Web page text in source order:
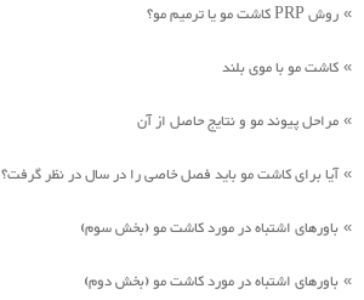
» روش PRP کاشت مو یا ترمیم مو؟
» کاشت مو با موی بلند
» مراحل پیوند مو و نتایج حاصل از آن
»آیا برای کاشت مو باید فصل خاصی را در سال در نظر گرفت؟
» باورهای اشتباه در مورد کاشت مو (بخش سوم)
» باورهای اشتباه در مورد کاشت مو (بخش دوم)